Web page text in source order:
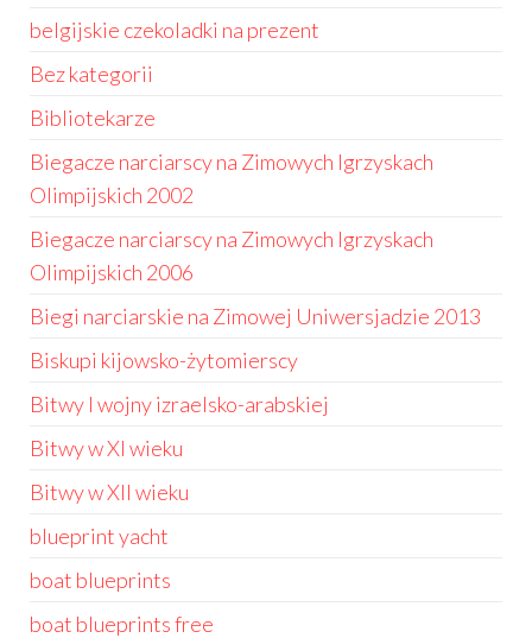
belgijskie czekoladki na prezent
Bez kategorii
Bibliotekarze
Biegacze narciarscy na Zimowych Igrzyskach
Olimpijskich 2002
Biegacze narciarscy na Zimowych Igrzyskach
Olimpijskich 2006
Biegi narciarskie na Zimowej Uniwersjadzie 2013
Biskupi kijowsko-żytomierscy
Bitwy I wojny izraelsko-arabskiej
Bitwy w XI wieku
Bitwy w XII wieku
blueprint yacht
boat blueprints
boat blueprints free